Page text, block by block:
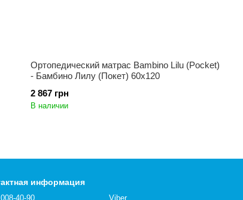
Ортопедический матрас Bambino Lilu (Pocket)
- Бамбино Лилу (Покет) 60x120
2 867 грн
В наличии
информация
40-90 Viber